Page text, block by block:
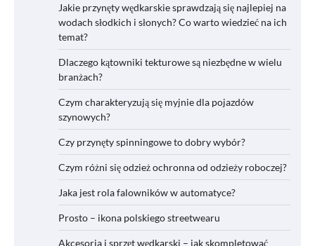
Jakie przynęty wędkarskie sprawdzają się najlepiej na
wodach słodkich i słonych? Co warto wiedzieć na ich
temat?
Dlaczego kątowniki tekturowe są niezbędne w wielu
branżach?
Czym charakteryzują się myjnie dla pojazdów
szynowych?
Czy przynęty spinningowe to dobry wybór?
Czym różni się odzież ochronna od odzieży roboczej?
Jaka jest rola falowników w automatyce?
Prosto – ikona polskiego streetwearu
Akcesoria i sprzęt wędkarski – jak skompletować